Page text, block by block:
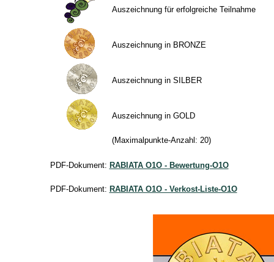
Auszeichnung für erfolgreiche Teilnahme
Auszeichnung in BRONZE
Auszeichnung in SILBER
Auszeichnung in GOLD
(Maximalpunkte-Anzahl: 20)
PDF-Dokument: RABIATA O1O - Bewertung-O1O
PDF-Dokument: RABIATA O1O - Verkost-Liste-O1O